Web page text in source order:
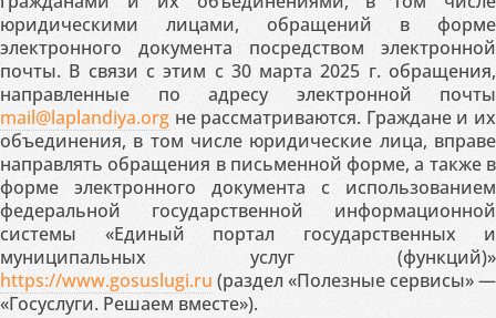
юридическими лицами, обращений в форме
электронного документа посредством электронной
почты. В связи с этим с 30 марта 2025 г. обращения,
направленные по адресу электронной почты
mail@laplandiya.org не рассматриваются. Граждане и их
объединения, в том числе юридические лица, вправе
направлять обращения в письменной форме, а также в
форме электронного документа с использованием
федеральной государственной информационной
системы «Единый портал государственных и
муниципальных услуг (функций)»
https://www.gosuslugi.ru (раздел «Полезные сервисы» —
«Госуслуги. Решаем вместе»).